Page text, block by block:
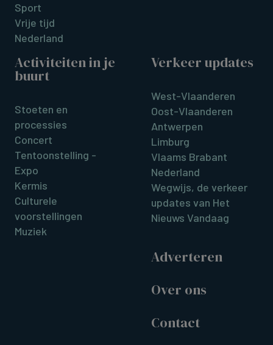
Sport
Vrije tijd
Nederland
Activiteiten in je
buurt
Stoeten en
processies
Concert
Tentoonstelling -
Expo
Kermis
Culturele
voorstellingen
Muziek
Verkeer updates
West-Vlaanderen
Oost-Vlaanderen
Antwerpen
Limburg
Vlaams Brabant
Nederland
Wegwijs, de verkeer
updates van Het
Nieuws Vandaag
Adverteren
Over ons
Contact